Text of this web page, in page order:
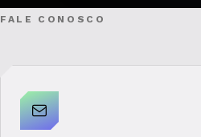
FALE CONOSCO